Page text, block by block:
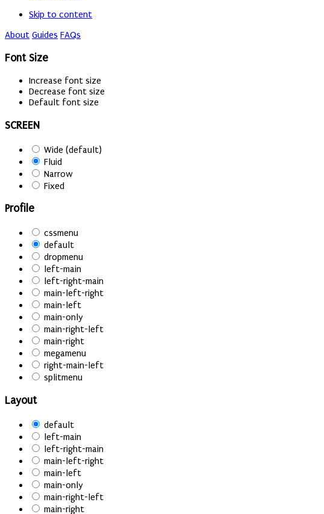
Skip to content
About Guides FAQs
Font Size
Increase font size
Decrease font size
Default font size
SCREEN
Wide (default)
Fluid
Narrow
Fixed
Profile
cssmenu
default
dropmenu
left-main
left-right-main
main-left-right
main-left
main-only
main-right-left
main-right
megamenu
right-main-left
splitmenu
Layout
default
left-main
left-right-main
main-left-right
main-left
main-only
main-right-left
main-right